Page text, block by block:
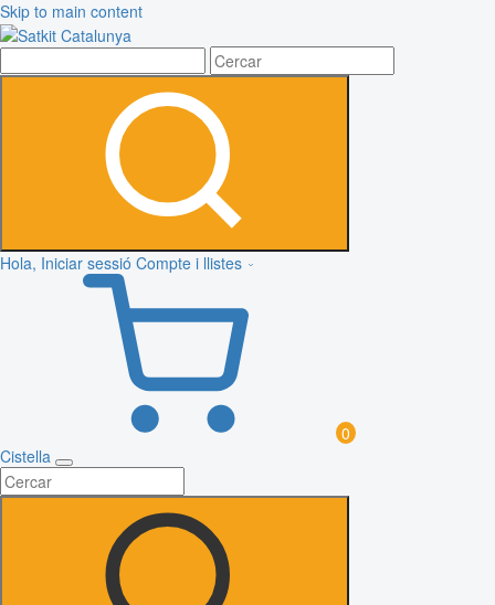
Skip to main content
Hola, Iniciar sessió Compte i llistes
0
Cistella